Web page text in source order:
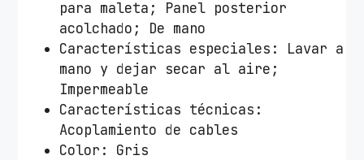
para maleta; Panel posterior
acolchado; De mano
Características especiales: Lavar a
mano y dejar secar al aire;
Impermeable
Características técnicas:
Acoplamiento de cables
Color: Gris